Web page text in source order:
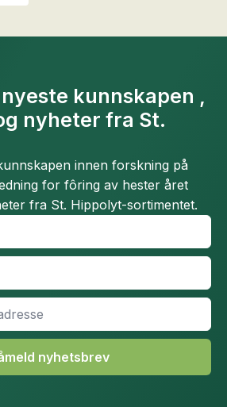
kunnskapen ,
nyheter fra St.
innen forskning på
for fôring av hester året
fra St. Hippolyt-sortimentet.
nyhetsbrev